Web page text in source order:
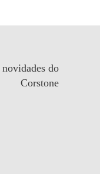
novidades do
Corstone